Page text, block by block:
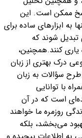
ممکن است. این
به ابزارهای ساده برای
تبدیل شوند که
کنند.همچنین،
درک بهتری از زبان
سؤالات به زبان
با توانایی
است که در آن
روزمره ما خواهند
می‌بخشد، بلکه